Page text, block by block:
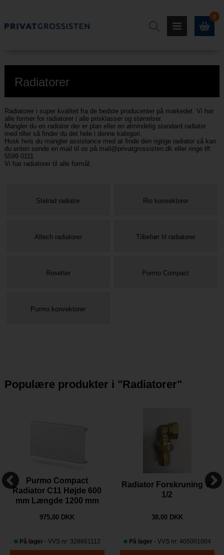
0
Radiatorer
Radiatorer i super kvalitet fra de bedste producenter på markedet. Vi har
alle former for radiatorer i alle prisklasser og størrelser.
Mangler du en radiator der er plan eller en almindelig standard radiator
med riller så finder du det hele i denne kategori.
Husk hvis du mangler assistance med at finde den rigtige radiator så kan
du enten sende en mail til os på mail@privatgrossisten.dk eller ringe tlf:
5599 0111
Vi har radiatorer til alle formål.
Stelrad radiator Rio konvektorer
Altech radiatorer Tilbehør til radiatorer
Rosetter Purmo Compact
Purmo konvektorer
Populære produkter i "Radiatorer"
Purmo Compact
Radiator C11 Højde 600
mm Længde 1200 mm
975,00 DKK
På lager - VVS nr: 328661112
Radiator Forskruning Vl
1/2
38,00 DKK
På lager - VVS nr: 405001004